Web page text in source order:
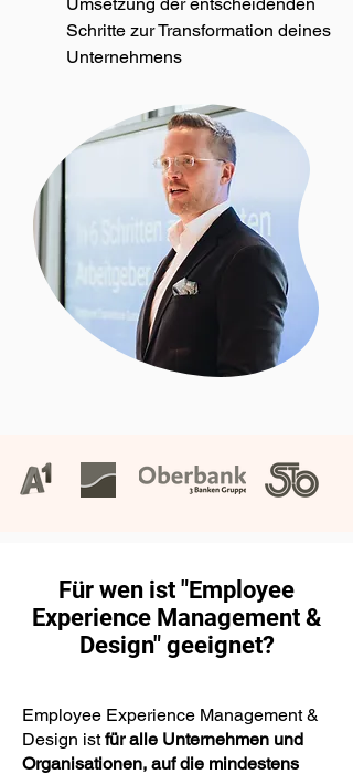
Schritte zur Transformation deines
Unternehmens
Für wen ist "Employee
Experience Management &
Design" geeignet?
Employee Experience Management &
Design istfür alle Unternehmen und
Organisationen, auf die mindestens